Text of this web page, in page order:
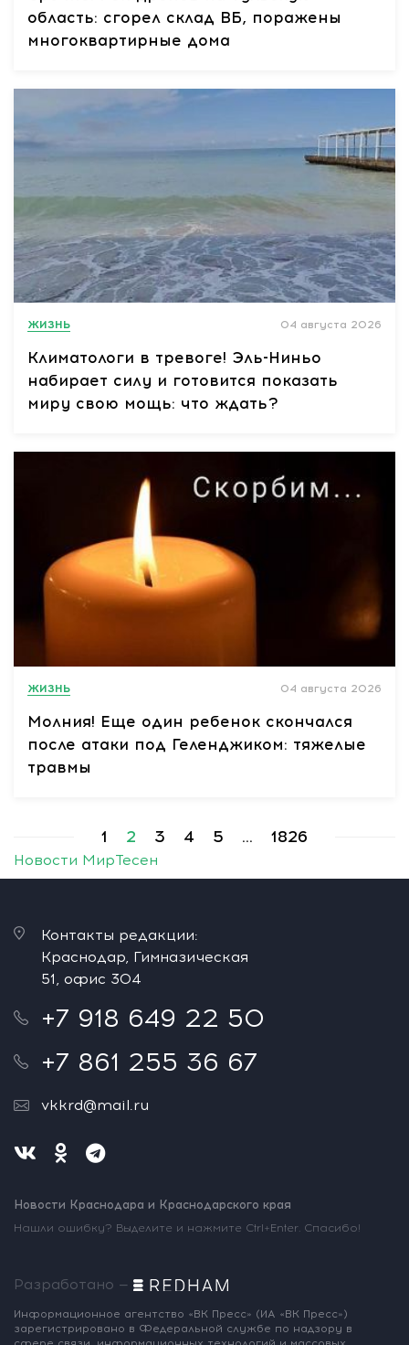
область: сгорел склад ВБ, поражены
многоквартирные дома
ЖИЗНЬ 04 августа 2026
Климатологи в тревоге! Эль-Ниньо
набирает силу и готовится показать
миру свою мощь: что ждать?
ЖИЗНЬ 04 августа 2026
Молния! Еще один ребенок скончался
после атаки под Геленджиком: тяжелые
травмы
1 2 3 4 5 ... 1826
Новости МирТесен
Контакты редакции:
Краснодар, Гимназическая
51, офис 304
+7 918 649 22 50
+7 861 255 36 67
vkkrd@mail.ru
Новости Краснодара и Краснодарского края
Нашли ошибку? Выделите и нажмите Ctrl+Enter. Спасибо!
Разработано —
Информационное агентство «ВК Пресс» (ИА «ВК Пресс»)
зарегистрировано в Федеральной службе по надзору в